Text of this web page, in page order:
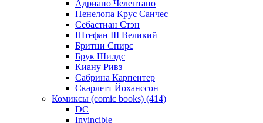
Адриано Челентано
Пенелопа Крус Санчес
Себастиан Стэн
Штефан III Великий
Бритни Спирс
Брук Шилдс
Киану Ривз
Сабрина Карпентер
Скарлетт Йоханссон
Комиксы (comic books) (414)
DC
Invincible